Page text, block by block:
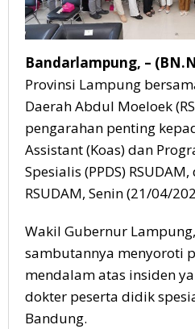
Bandarlampung, –
Provinsi Lampung
Daerah Abdul Moeloek
pengarahan penting
Assistant (Koas) dan
Spesialis (PPDS)
RSUDAM, Senin (21/04/
Wakil Gubernur
sambutannya menyoroti
mendalam atas insiden
dokter peserta didik
Bandung.